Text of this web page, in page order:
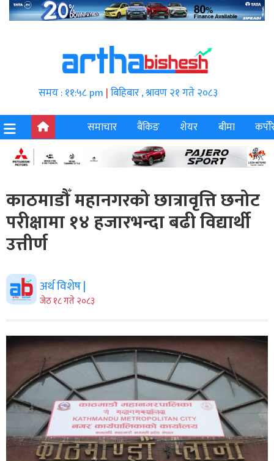
समय : ११:५८ pm |बिहिबार , श्रावण २१ गते २०८३
समाचार
बैंकिङ शेयर बीमा
काठमाडौँ महानगरको छात्रावृत्ति छनोट
परीक्षामा १४ हजारभन्दा बढी विद्यार्थी
उत्तीर्ण
अर्थ विशेष |
जेठ १८ गते २०८३